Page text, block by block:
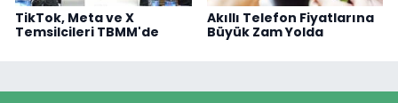
TikTok, Meta ve X
Temsilcileri TBMM'de
Akıllı Telefon Fiyatlarına
Büyük Zam Yolda